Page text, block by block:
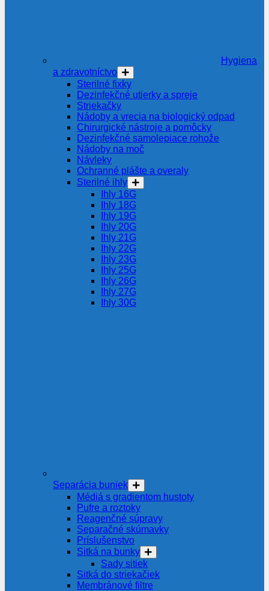
Hygiena
a zdravotníctvo
Sterilné fixky
Dezinfekčné utierky a spreje
Striekačky
Nádoby a vrecia na biologický odpad
Chirurgické nástroje a pomôcky
Dezinfekčné samolepiace rohože
Nádoby na moč
Návleky
Ochranné plášte a overaly
Sterilné ihly
Ihly 16G
Ihly 18G
Ihly 19G
Ihly 20G
Ihly 21G
Ihly 22G
Ihly 23G
Ihly 25G
Ihly 26G
Ihly 27G
Ihly 30G
Separácia buniek
Médiá s gradientom hustoty
Pufre a roztoky
Reagenčné súpravy
Separačné skúmavky
Príslušenstvo
Sitká na bunky
Sady sitiek
Sitká do striekačiek
Membránové filtre